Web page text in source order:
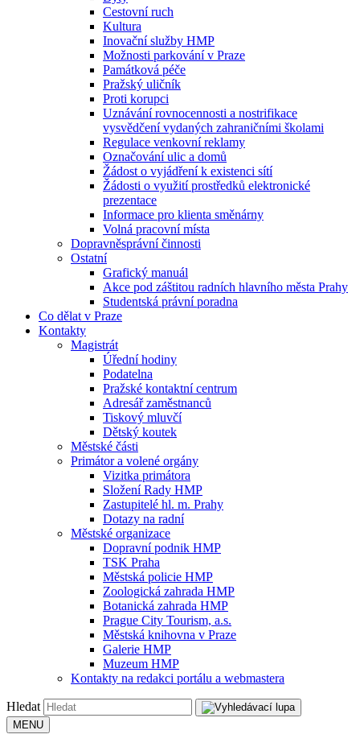
Cestovní ruch
Kultura
Inovační služby HMP
Možnosti parkování v Praze
Památková péče
Pražský uličník
Proti korupci
Uznávání rovnocennosti a nostrifikace
vysvědčení vydaných zahraničními školami
Regulace venkovní reklamy
Označování ulic a domů
Žádost o vyjádření k existenci sítí
Žádosti o využití prostředků elektronické
prezentace
Informace pro klienta směnárny
Volná pracovní místa
Dopravněsprávní činnosti
Ostatní
Grafický manuál
Akce pod záštitou radních hlavního města Prahy
Studentská právní poradna
Co dělat v Praze
Kontakty
Magistrát
Úřední hodiny
Podatelna
Pražské kontaktní centrum
Adresář zaměstnanců
Tiskový mluvčí
Dětský koutek
Městské části
Primátor a volené orgány
Vizitka primátora
Složení Rady HMP
Zastupitelé hl. m. Prahy
Dotazy na radní
Městské organizace
Dopravní podnik HMP
TSK Praha
Městská policie HMP
Zoologická zahrada HMP
Botanická zahrada HMP
Prague City Tourism, a.s.
Městská knihovna v Praze
Galerie HMP
Muzeum HMP
Kontakty na redakci portálu a webmastera
Hledat
MENU